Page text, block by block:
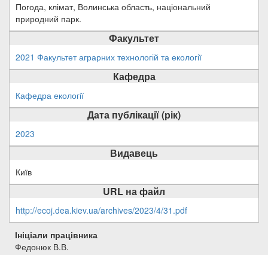
Погода, клімат, Волинська область, національний
природний парк.
Факультет
2021 Факультет аграрних технологій та екології
Кафедра
Кафедра екології
Дата публікації (рік)
2023
Видавець
Київ
URL на файл
http://ecoj.dea.kiev.ua/archives/2023/4/31.pdf
Ініціали працівника
Федонюк В.В.